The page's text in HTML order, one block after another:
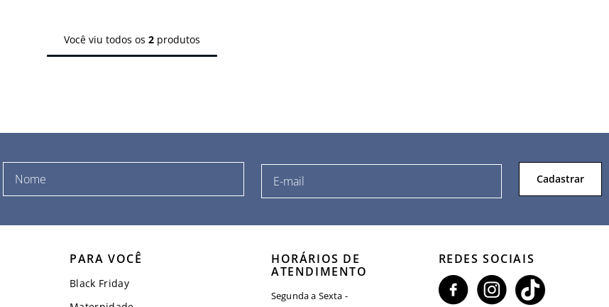
Você viu todos os 2 produtos
Cadastrar
PARA VOCÊ
Black Friday
HORÁRIOS DE
ATENDIMENTO
Segunda a Sexta -
REDES SOCIAIS